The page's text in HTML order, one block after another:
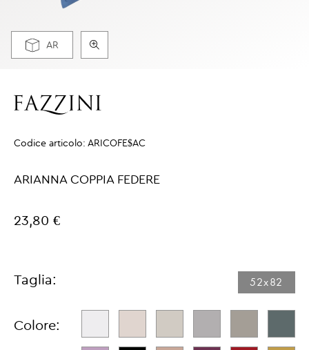
AR
Codice articolo: ARICOFE$AC
ARIANNA COPPIA FEDERE
23,80 €
Taglia: 52x82
Colore: